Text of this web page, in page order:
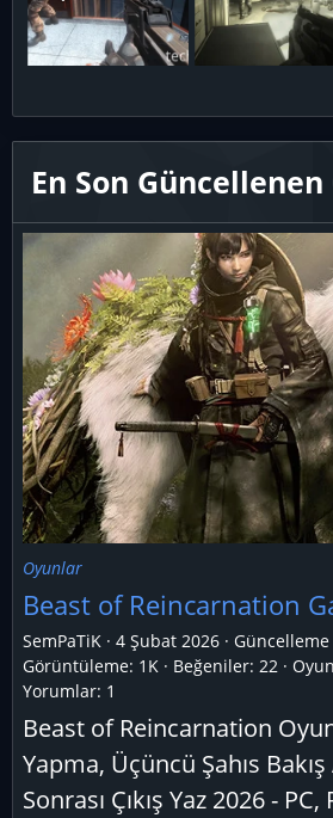
En Son
Oyunlar
Beast of Reincarnation
SemPaTiK 4 Şubat 2026 Güncelleme
Görüntüleme: 1K
Beğeniler: 22
Yorumlar: 1
Beast of Reincarnation
Yapma, Üçüncü Şahıs
Sonrası Çıkış Yaz 2026 -